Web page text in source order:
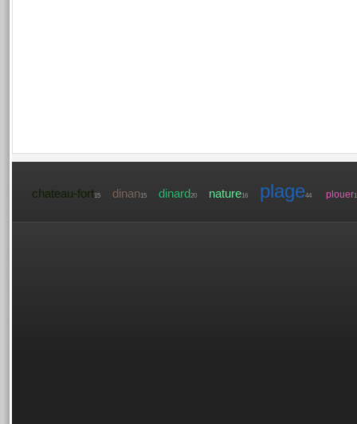
chateau-fort15 dinan15 dinard20 nature16 plage44 plouer